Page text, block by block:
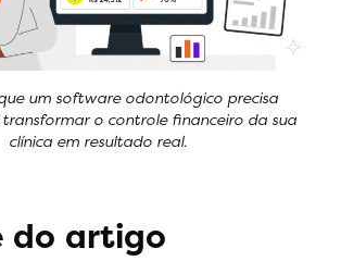
um software odontológico precisa
o controle financeiro da sua
clínica em resultado real.
do artigo